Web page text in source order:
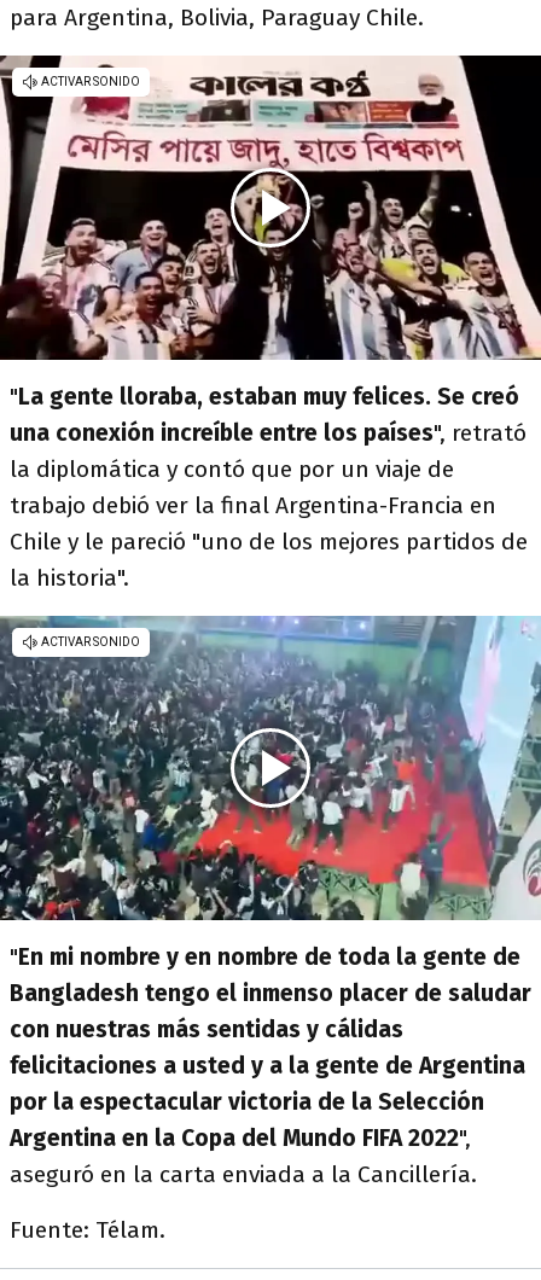
para Argentina, Bolivia, Paraguay Chile.
"La gente lloraba, estaban muy felices. Se creó
una conexión increíble entre los países", retrató
la diplomática y contó que por un viaje de
trabajo debió ver la final Argentina-Francia en
Chile y le pareció "uno de los mejores partidos de
la historia".
"En mi nombre y en nombre de toda la gente de
Bangladesh tengo el inmenso placer de saludar
con nuestras más sentidas y cálidas
felicitaciones a usted y a la gente de Argentina
por la espectacular victoria de la Selección
Argentina en la Copa del Mundo FIFA 2022",
aseguró en la carta enviada a la Cancillería.
Fuente: Télam.